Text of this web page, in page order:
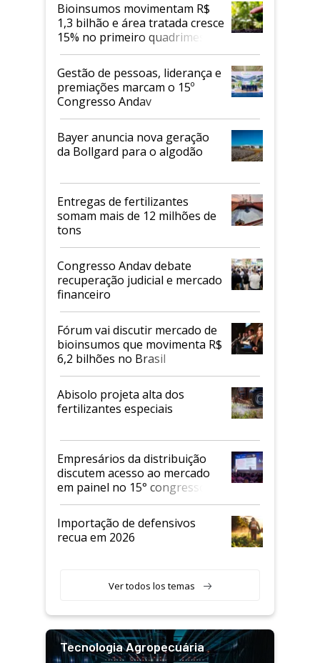
Bioinsumos movimentam R$
1,3 bilhão e área tratada cresce
15% no primeiro quadrimestre
de 2026
Gestão de pessoas, liderança e
premiações marcam o 15º
Congresso Andav
Bayer anuncia nova geração
da Bollgard para o algodão
Entregas de fertilizantes
somam mais de 12 milhões de
tons
Congresso Andav debate
recuperação judicial e mercado
financeiro
Fórum vai discutir mercado de
bioinsumos que movimenta R$
6,2 bilhões no Brasil
Abisolo projeta alta dos
fertilizantes especiais
Empresários da distribuição
discutem acesso ao mercado
em painel no 15° congresso
Andav
Importação de defensivos
recua em 2026
Ver todos los temas
Tecnologia Agropecuária